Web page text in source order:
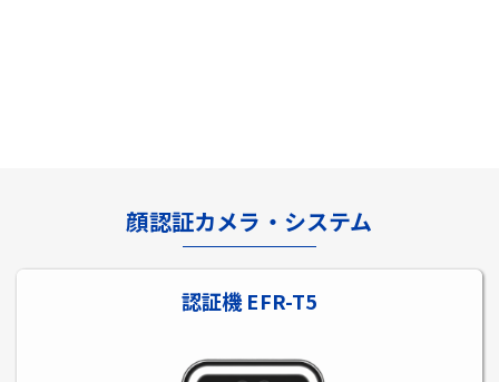
顔認証カメラ・システム
認証機 EFR-T5